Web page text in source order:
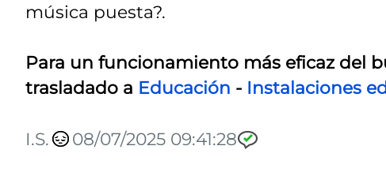
música puesta?.
Para un funcionamiento más eficaz del
trasladado a Educación - Instalaciones
I.S. 08/07/2025 09:41:28